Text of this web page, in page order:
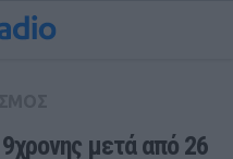
μετά από 26